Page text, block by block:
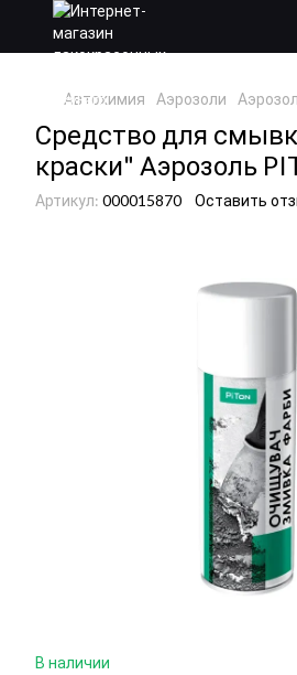
Автохимия Аэрозоли
Средство для
краски" Аэрозоль
Артикул: 000015870 Оставить
В наличии